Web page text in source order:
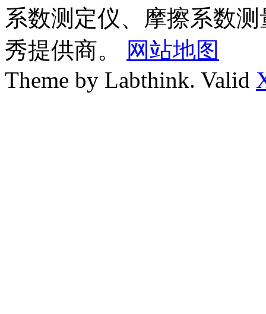
系数测定仪、摩擦系数
秀提供商。
网站地图
Theme by Labthink. Valid